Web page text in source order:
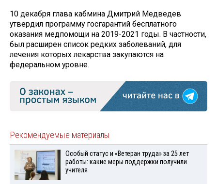
10 декабря глава кабмина Дмитрий Медведев
утвердил программу госгарантий бесплатного
оказания медпомощи на 2019-2021 годы. В частности,
был расширен список редких заболеваний, для
лечения которых лекарства закупаются на
федеральном уровне.
Рекомендуемые материалы
Особый статус и «Ветеран труда» за 25 лет
работы: какие меры поддержки получили
учителя